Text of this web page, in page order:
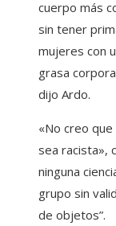
cuerpo más
sin tener
mujeres con
grasa
dijo Ardo.
«No creo
sea racista»,
ninguna
grupo sin
de objetos”.